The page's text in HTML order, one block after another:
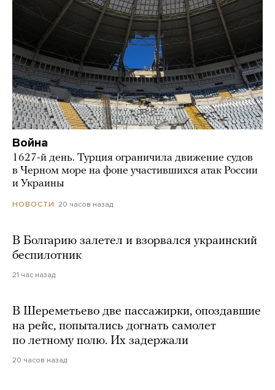
Война
1627-й день. Турция ограничила движение судов
в Черном море на фоне участившихся атак России
и Украины
НОВОСТИ 20 часов назад
В Болгарию залетел и взорвался украинский
беспилотник
21 час назад
В Шереметьево две пассажирки, опоздавшие
на рейс, попытались догнать самолет
по летному полю. Их задержали
20 часов назад